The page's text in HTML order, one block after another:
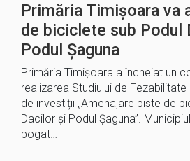
Primăria Timișoara va
de biciclete sub Podul
Podul Șaguna
Primăria Timișoara a încheiat un
realizarea Studiului de
de investiții „Amenajare piste de
Dacilor și Podul Șaguna”.
bogat…